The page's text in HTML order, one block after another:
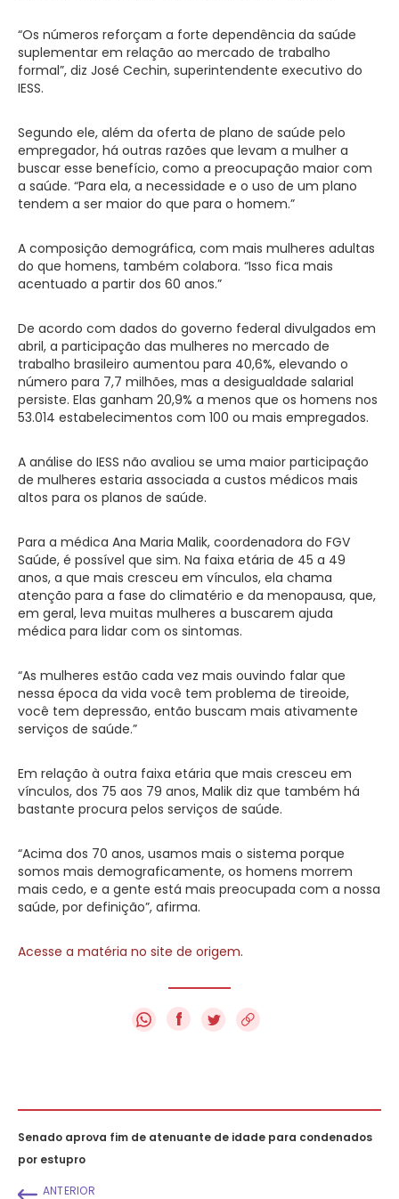
“Os números reforçam a forte dependência da saúde
suplementar em relação ao mercado de trabalho
formal”, diz José Cechin, superintendente executivo do
IESS.
Segundo ele, além da oferta de plano de saúde pelo
empregador, há outras razões que levam a mulher a
buscar esse benefício, como a preocupação maior com
a saúde. “Para ela, a necessidade e o uso de um plano
tendem a ser maior do que para o homem.”
A composição demográfica, com mais mulheres adultas
do que homens, também colabora. “Isso fica mais
acentuado a partir dos 60 anos.”
De acordo com dados do governo federal divulgados em
abril, a participação das mulheres no mercado de
trabalho brasileiro aumentou para 40,6%, elevando o
número para 7,7 milhões, mas a desigualdade salarial
persiste. Elas ganham 20,9% a menos que os homens nos
53.014 estabelecimentos com 100 ou mais empregados.
A análise do IESS não avaliou se uma maior participação
de mulheres estaria associada a custos médicos mais
altos para os planos de saúde.
Para a médica Ana Maria Malik, coordenadora do FGV
Saúde, é possível que sim. Na faixa etária de 45 a 49
anos, a que mais cresceu em vínculos, ela chama
atenção para a fase do climatério e da menopausa, que,
em geral, leva muitas mulheres a buscarem ajuda
médica para lidar com os sintomas.
“As mulheres estão cada vez mais ouvindo falar que
nessa época da vida você tem problema de tireoide,
você tem depressão, então buscam mais ativamente
serviços de saúde.”
Em relação à outra faixa etária que mais cresceu em
vínculos, dos 75 aos 79 anos, Malik diz que também há
bastante procura pelos serviços de saúde.
“Acima dos 70 anos, usamos mais o sistema porque
somos mais demograficamente, os homens morrem
mais cedo, e a gente está mais preocupada com a nossa
saúde, por definição”, afirma.
Acesse a matéria no site de origem.
f
Senado aprova fim de atenuante de idade para condenados
por estupro
ANTERIOR